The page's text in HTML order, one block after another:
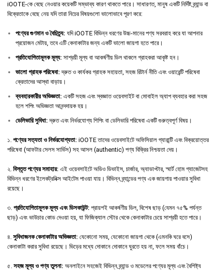
iOOTE-কে বেছে নেওয়ার কয়েকটি সম্ভাব্য কারণ থাকতে পারে। সাধারণত, মানুষ একটি নির্দিষ্ট ব্র্যান্ড বা
বিক্রেতাকে বেছে নেয় যদি তারা নিচের বিষয়গুলো ভালোভাবে পূরণ করে:
পণ্যের গুণমান ও বৈচিত্র্য: যদি iOOTE বিভিন্ন ধরণের উচ্চ-মানের পণ্য সরবরাহ করে যা আপনার
প্রয়োজন মেটায়, তবে এটি কেনাকাটার জন্য একটি ভালো জায়গা হতে পারে।
প্রতিযোগিতামূলক মূল্য: সাশ্রয়ী মূল্য বা আকর্ষণীয় ডিল থাকলে গ্রাহকরা আকৃষ্ট হন।
ভালো গ্রাহক পরিষেবা: দ্রুত ও কার্যকর গ্রাহক সহায়তা, সহজ রিটার্ন নীতি এবং ওয়ারেন্টি পরিষেবা
ক্রেতাদের আস্থা বাড়ায়।
ব্যবহারকারীর অভিজ্ঞতা: একটি সহজ এবং স্বজ্ঞাত ওয়েবসাইট বা মোবাইল অ্যাপ ব্যবহার করা সহজ
হলে শপিং অভিজ্ঞতা আনন্দদায়ক হয়।
ডেলিভারি সুবিধা: দ্রুত এবং নির্ভরযোগ্য শিপিং বা ডেলিভারি পরিষেবা একটি গুরুত্বপূর্ণ বিষয়।
১. পণ্যের সত্যতা ও নির্ভরযোগ্যতা: iOOTE তাদের ওয়েবসাইটে অফিসিয়াল গ্যারান্টি এবং বিক্রয়োত্তর
পরিষেবা (আফটার সেলস সার্ভিস) সহ আসল (authentic) পণ্য বিক্রির নিশ্চয়তা দেয়।
২. বিস্তৃত পণ্যের সমাহার: এই ওয়েবসাইটে অডিও ডিভাইস, চার্জার, অ্যাডাপ্টার, স্মার্ট হোম গ্যাজেটসহ
বিভিন্ন ধরণের ইলেকট্রনিক্স আইটেম পাওয়া যায়। বিভিন্ন ব্র্যান্ডের পণ্য এক জায়গায় পাওয়ার সুবিধা
রয়েছে।
৩. প্রতিযোগিতামূলক মূল্য এবং ডিসকাউন্ট: প্রায়শই আকর্ষণীয় ডিল, বিশেষ ছাড় (যেমন ৭৫% পর্যন্ত
ছাড়) এবং ভাউচার কোড দেওয়া হয়, যা ফিজিক্যাল স্টোর থেকে কেনাকাটার চেয়ে সাশ্রয়ী হতে পারে।
৪. সুবিধাজনক কেনাকাটার অভিজ্ঞতা: যেকোনো সময়, যেকোনো জায়গা থেকে (এমনকি ঘরে বসে)
কেনাকাটা করার সুবিধা রয়েছে। ভিড়ের মধ্যে দোকানে দোকানে ঘুরতে হয় না, ফলে সময় বাঁচে।
৫. সহজ মূল্য ও পণ্য তুলনা: অনলাইনে সহজেই বিভিন্ন ব্র্যান্ড ও মডেলের পণ্যের মূল্য এবং বৈশিষ্ট্য